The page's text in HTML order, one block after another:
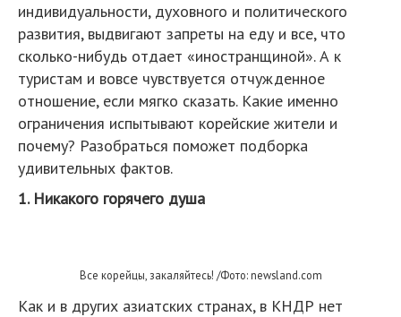
индивидуальности, духовного и политического
развития, выдвигают запреты на еду и все, что
сколько-нибудь отдает «иностранщиной». А к
туристам и вовсе чувствуется отчужденное
отношение, если мягко сказать. Какие именно
ограничения испытывают корейские жители и
почему? Разобраться поможет подборка
удивительных фактов.
1. Никакого горячего душа
Все корейцы, закаляйтесь! /Фото: newsland.com
Как и в других азиатских странах, в КНДР нет